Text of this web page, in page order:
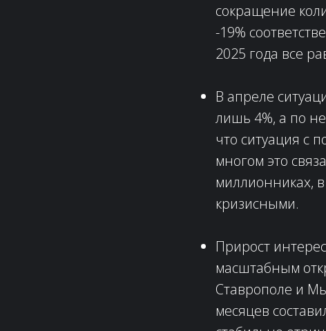
сокращение
-19%
2025 года все
В апреле
лишь 4%, а по
что ситуация с
многом это
миллионниках,
кризисными.
Прирост
масштабным
Ставрополе и
месяцев